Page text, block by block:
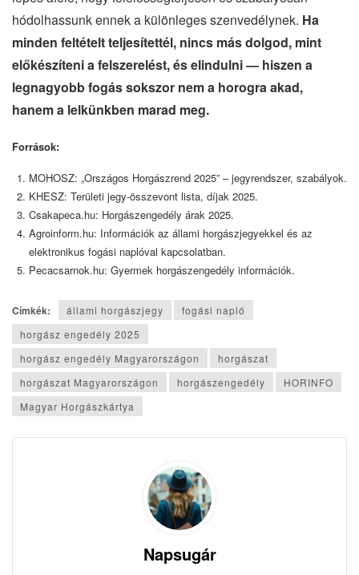
hódolhassunk ennek a különleges szenvedélynek. Ha
minden feltételt teljesítettél, nincs más dolgod, mint
előkészíteni a felszerelést, és elindulni — hiszen a
legnagyobb fogás sokszor nem a horogra akad,
hanem a lelkünkben marad meg.
Források:
MOHOSZ: „Országos Horgászrend 2025” – jegyrendszer, szabályok.
KHESZ: Területi jegy-összevont lista, díjak 2025.
Csakapeca.hu: Horgászengedély árak 2025.
Agroinform.hu: Információk az állami horgászjegyekkel és az
elektronikus fogási naplóval kapcsolatban.
Pecacsarnok.hu: Gyermek horgászengedély információk.
Címkék: állami horgászjegy
fogási napló
horgász engedély 2025
horgász engedély Magyarországon
horgászat
horgászat Magyarországon
horgászengedély
HORINFO
Magyar Horgászkártya
Napsugár